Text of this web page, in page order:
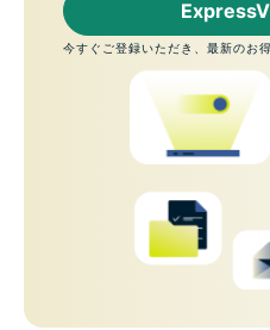
今すぐご登録いただき、最新のお